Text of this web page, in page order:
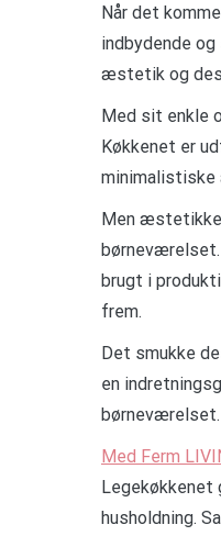
Når det
indbydende
æstetik og
Med sit enkle
Køkkenet er
minimalistiske
Men
børneværelset.
brugt i
frem.
Det smukke
en
Med Ferm
Legekøkkenet
husholdning.